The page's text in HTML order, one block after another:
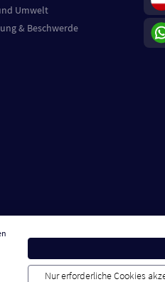
Umwelt
& Beschwerde
Nur erforderliche Cookies